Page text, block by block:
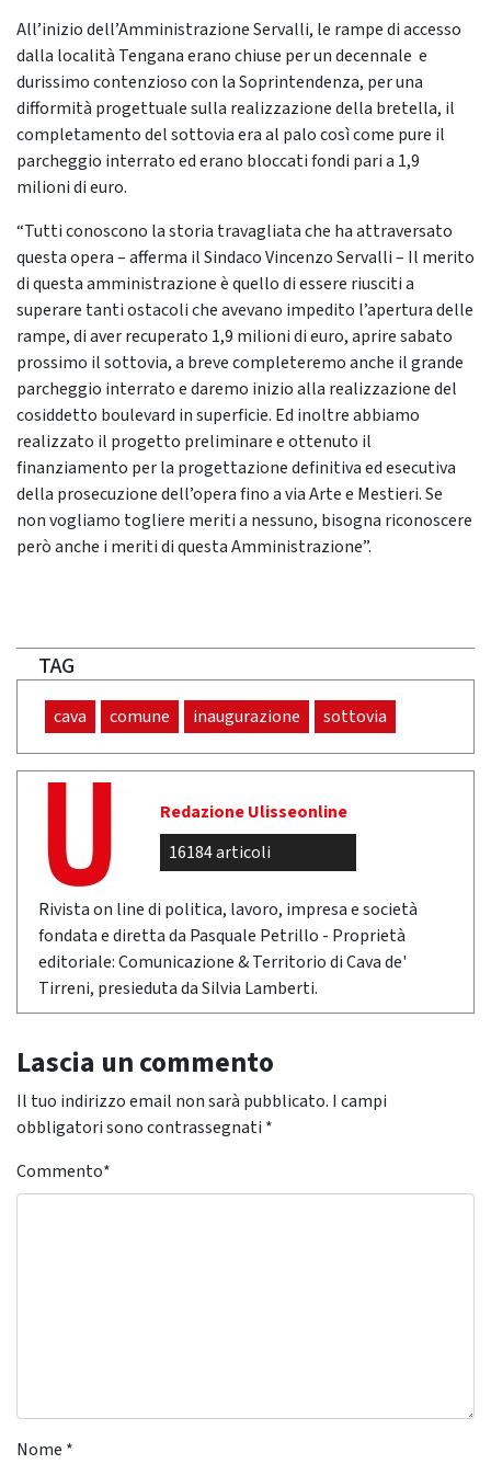
All’inizio dell’Amministrazione Servalli, le rampe di accesso
dalla località Tengana erano chiuse per un decennale e
durissimo contenzioso con la Soprintendenza, per una
difformità progettuale sulla realizzazione della bretella, il
completamento del sottovia era al palo così come pure il
parcheggio interrato ed erano bloccati fondi pari a 1,9
milioni di euro.
“Tutti conoscono la storia travagliata che ha attraversato
questa opera – afferma il Sindaco Vincenzo Servalli – Il merito
di questa amministrazione è quello di essere riusciti a
superare tanti ostacoli che avevano impedito l’apertura delle
rampe, di aver recuperato 1,9 milioni di euro, aprire sabato
prossimo il sottovia, a breve completeremo anche il grande
parcheggio interrato e daremo inizio alla realizzazione del
cosiddetto boulevard in superficie. Ed inoltre abbiamo
realizzato il progetto preliminare e ottenuto il
finanziamento per la progettazione definitiva ed esecutiva
della prosecuzione dell’opera fino a via Arte e Mestieri. Se
non vogliamo togliere meriti a nessuno, bisogna riconoscere
però anche i meriti di questa Amministrazione”.
TAG
cava comune inaugurazione sottovia
Redazione Ulisseonline
16184 articoli
Rivista on line di politica, lavoro, impresa e società
fondata e diretta da Pasquale Petrillo - Proprietà
editoriale: Comunicazione & Territorio di Cava de'
Tirreni, presieduta da Silvia Lamberti.
Lascia un commento
Il tuo indirizzo email non sarà pubblicato. I campi
obbligatori sono contrassegnati *
Commento*
Nome *